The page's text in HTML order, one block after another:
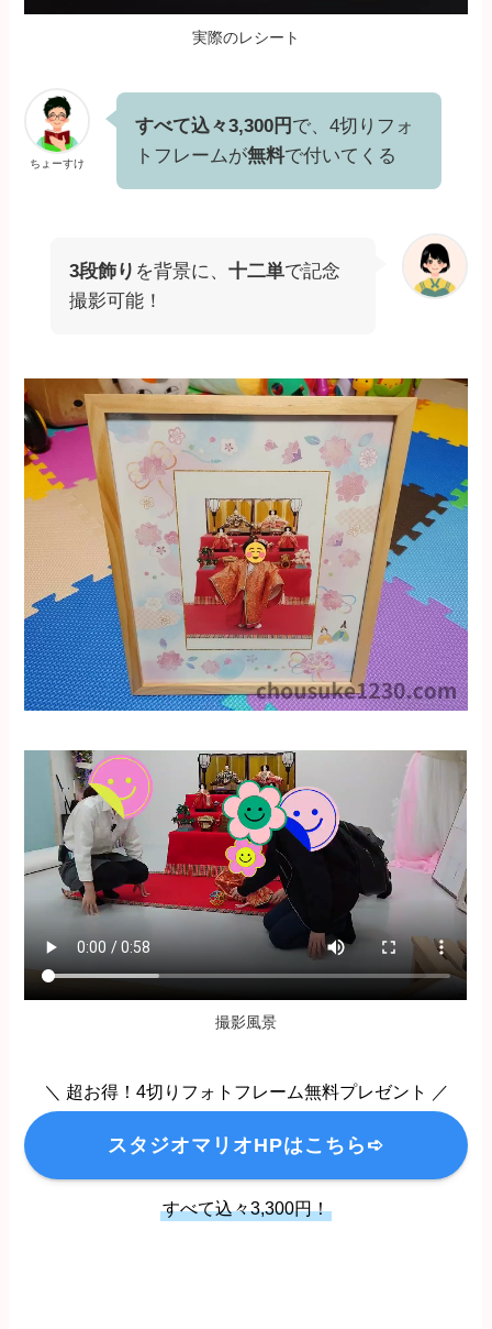
実際のレシート
ちょーすけ
すべて込々3,300円 で、4切りフォ
トフレームが無料で付いてくる
3段飾り を背景に、十二単で記念
撮影可能！
撮影風景
＼ 超お得！4切りフォトフレーム無料プレゼント ／
スタジオマリオHPはこちら➪
すべて込々3,300円！